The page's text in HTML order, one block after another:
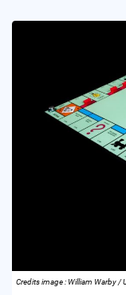
Credits image : William Warby /